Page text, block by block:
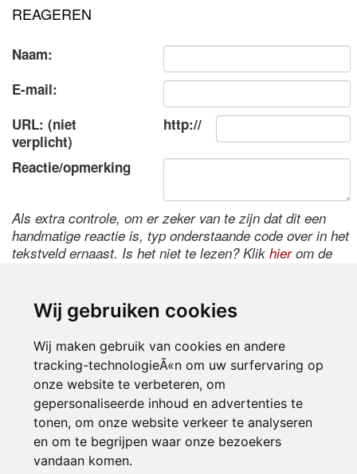
Wij gebruiken cookies
Wij maken gebruik van cookies en andere
tracking-technologieÃ«n om uw surfervaring op
onze website te verbeteren, om
gepersonaliseerde inhoud en advertenties te
tonen, om onze website verkeer te analyseren
en om te begrijpen waar onze bezoekers
vandaan komen.
REAGEREN
Naam:
E-mail:
URL: (niet
verplicht)
http://
Reactie/opmerking
Als extra controle, om er zeker van te zijn dat dit een
handmatige reactie is, typ onderstaande code over in het
tekstveld ernaast. Is het niet te lezen? Klik hierom de
Inloggen